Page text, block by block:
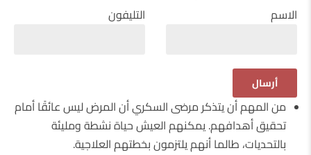
الاسم التليفون
من المهم أن يتذكر مرضى السكري أن المرض ليس عائقًا أمام
تحقيق أهدافهم. يمكنهم العيش حياة نشطة ومليئة
بالتحديات، طالما أنهم يلتزمون بخطتهم العلاجية.